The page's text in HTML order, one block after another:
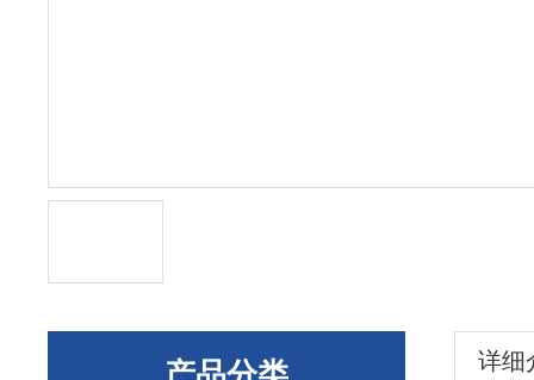
详细